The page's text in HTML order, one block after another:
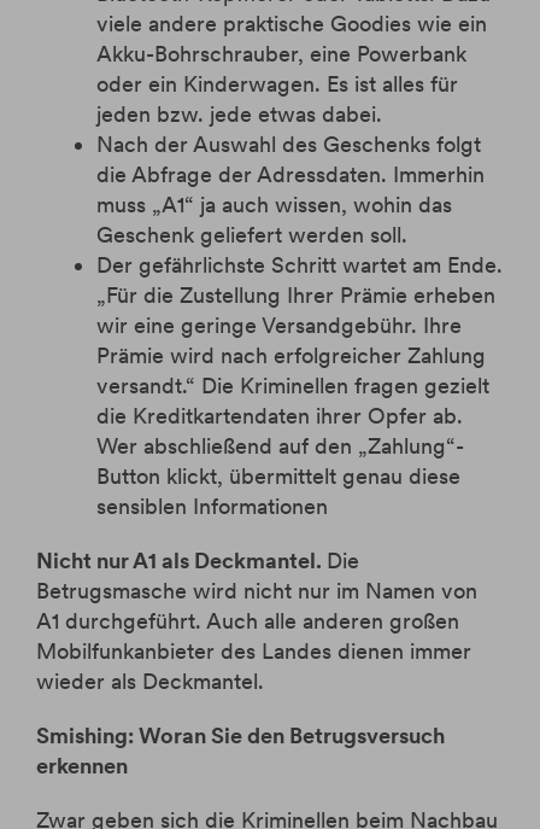
viele andere praktische Goodies wie ein
Akku-Bohrschrauber, eine Powerbank
oder ein Kinderwagen. Es ist alles für
jeden bzw. jede etwas dabei.
Nach der Auswahl des Geschenks folgt
die Abfrage der Adressdaten. Immerhin
muss „A1“ ja auch wissen, wohin das
Geschenk geliefert werden soll.
Der gefährlichste Schritt wartet am Ende.
„Für die Zustellung Ihrer Prämie erheben
wir eine geringe Versandgebühr. Ihre
Prämie wird nach erfolgreicher Zahlung
versandt.“ Die Kriminellen fragen gezielt
die Kreditkartendaten ihrer Opfer ab.
Wer abschließend auf den „Zahlung“-
Button klickt, übermittelt genau diese
sensiblen Informationen
Nicht nur A1 als Deckmantel. Die
Betrugsmasche wird nicht nur im Namen von
A1 durchgeführt. Auch alle anderen großen
Mobilfunkanbieter des Landes dienen immer
wieder als Deckmantel.
Smishing: Woran Sie den Betrugsversuch
erkennen
Zwar geben sich die Kriminellen beim Nachbau